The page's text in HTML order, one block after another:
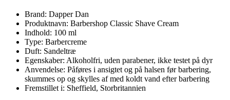
Brand: Dapper Dan
Produktnavn: Barbershop Classic Shave Cream
Indhold: 100 ml
Type: Barbercreme
Duft: Sandeltræ
Egenskaber: Alkoholfri, uden parabener, ikke testet på dyr
Anvendelse: Påføres i ansigtet og på halsen før barbering,
skummes op og skylles af med koldt vand efter barbering
Fremstillet i: Sheffield, Storbritannien